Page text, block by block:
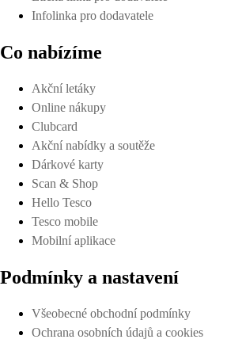
Infolinka pro dodavatele
Co nabízíme
Akční letáky
Online nákupy
Clubcard
Akční nabídky a soutěže
Dárkové karty
Scan & Shop
Hello Tesco
Tesco mobile
Mobilní aplikace
Podmínky a nastavení
Všeobecné obchodní podmínky
Ochrana osobních údajů a cookies